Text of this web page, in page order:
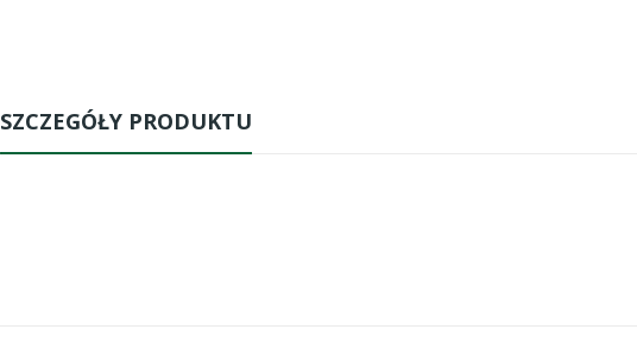
SZCZEGÓŁY PRODUKTU